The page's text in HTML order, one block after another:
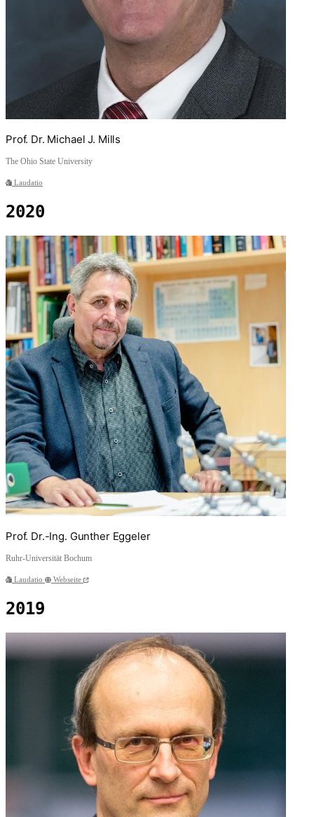
Prof. Dr. Michael J. Mills
The Ohio State University
Laudatio
2020
Prof. Dr.-Ing. Gunther Eggeler
Ruhr-Universität Bochum
Laudatio Webseite
2019